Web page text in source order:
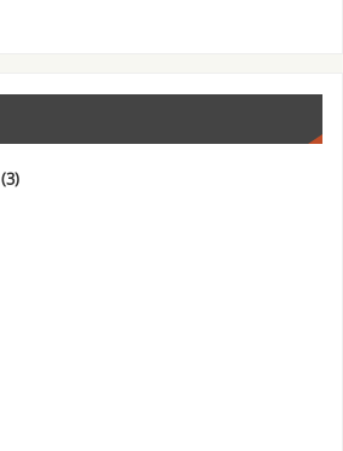
(3)